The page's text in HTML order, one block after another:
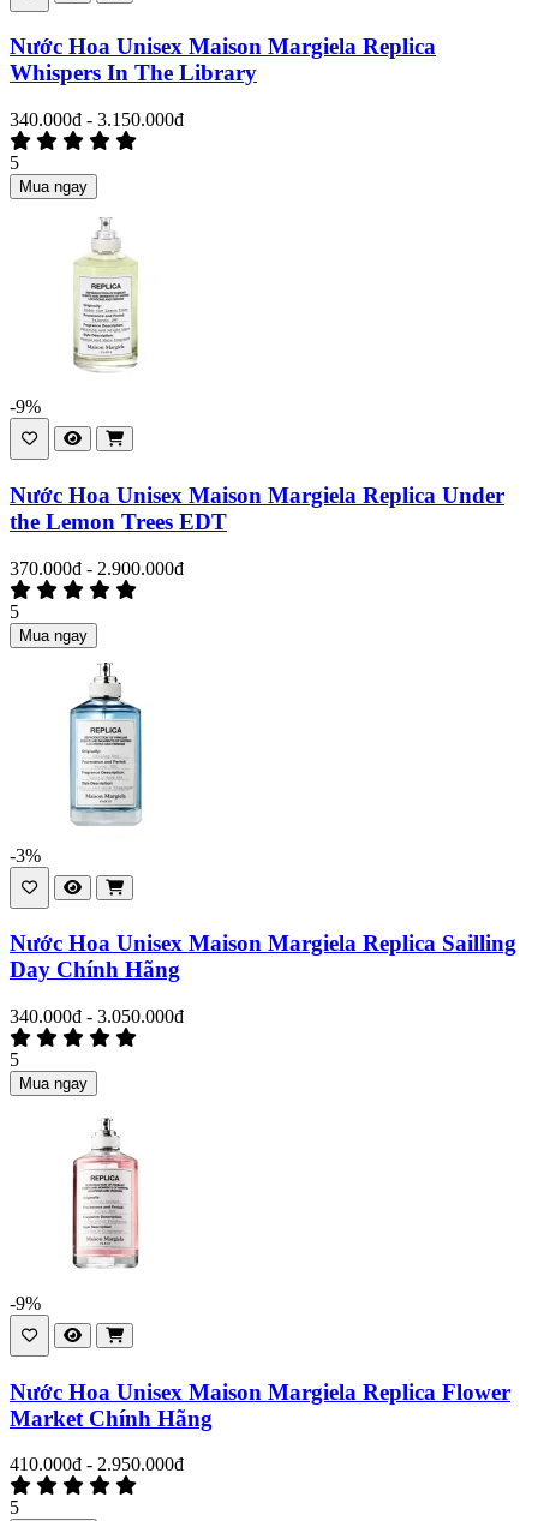
Nước Hoa Unisex Maison Margiela Replica
Whispers In The Library
340.000đ - 3.150.000đ
5
Mua ngay
-9%
Nước Hoa Unisex Maison Margiela Replica Under
the Lemon Trees EDT
370.000đ - 2.900.000đ
5
Mua ngay
-3%
Nước Hoa Unisex Maison Margiela Replica Sailling
Day Chính Hãng
340.000đ - 3.050.000đ
5
Mua ngay
-9%
Nước Hoa Unisex Maison Margiela Replica Flower
Market Chính Hãng
410.000đ - 2.950.000đ
5